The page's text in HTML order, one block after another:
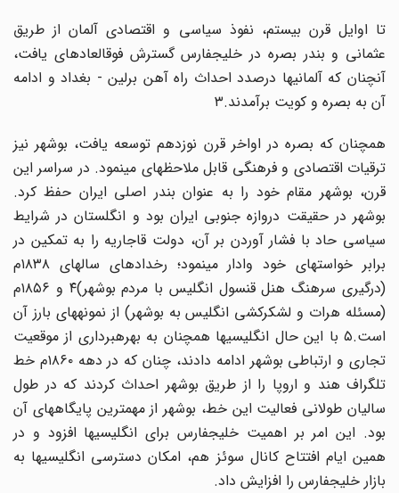
تا اوایل قرن بیستم، نفوذ سیاسی و اقتصادی آلمان از طریق
عثمانی و بندر بصره در خلیجفارس گسترش فوقالعادهای یافت،
آنچنان که آلمانیها درصدد احداث راه آهن برلین - بغداد و ادامه
آن به بصره و کویت برآمدند.۳
همچنان که بصره در اواخر قرن نوزدهم توسعه یافت، بوشهر نیز
ترقیات اقتصادی و فرهنگی قابل ملاحظهای مینمود. در سراسر این
قرن، بوشهر مقام خود را به عنوان بندر اصلی ایران حفظ کرد.
بوشهر در حقیقت دروازه جنوبی ایران بود و انگلستان در شرایط
سیاسی حاد با فشار آوردن بر آن، دولت قاجاریه را به تمکین در
برابر خواستهای خود وادار مینمود؛ رخدادهای سالهای ۱۸۳۸م
(درگیری سرهنگ هنل قنسول انگلیس با مردم بوشهر)۴ و ۱۸۵۶م
(مسئله هرات و لشکرکشی انگلیس به بوشهر) از نمونههای بارز آن
است.۵ با این حال انگلیسیها همچنان به بهرهبرداری از موقعیت
تجاری و ارتباطی بوشهر ادامه دادند، چنان که در دهه ۱۸۶۰م خط
تلگراف هند و اروپا را از طریق بوشهر احداث کردند که در طول
سالیان طولانی فعالیت این خط، بوشهر از مهمترین پایگاههای آن
بود. این امر بر اهمیت خلیجفارس برای انگلیسیها افزود و در
همین ایام افتتاح کانال سوئز هم، امکان دسترسی انگلیسیها به
بازار خلیجفارس را افزایش داد.